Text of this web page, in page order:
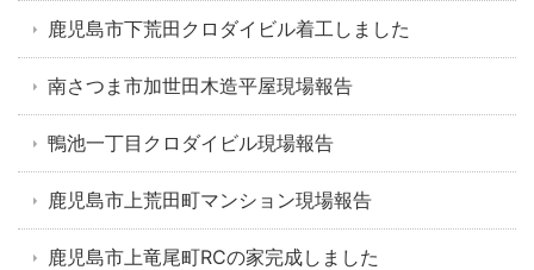
鹿児島市下荒田クロダイビル着工しました
南さつま市加世田木造平屋現場報告
鴨池一丁目クロダイビル現場報告
鹿児島市上荒田町マンション現場報告
鹿児島市上竜尾町RCの家完成しました